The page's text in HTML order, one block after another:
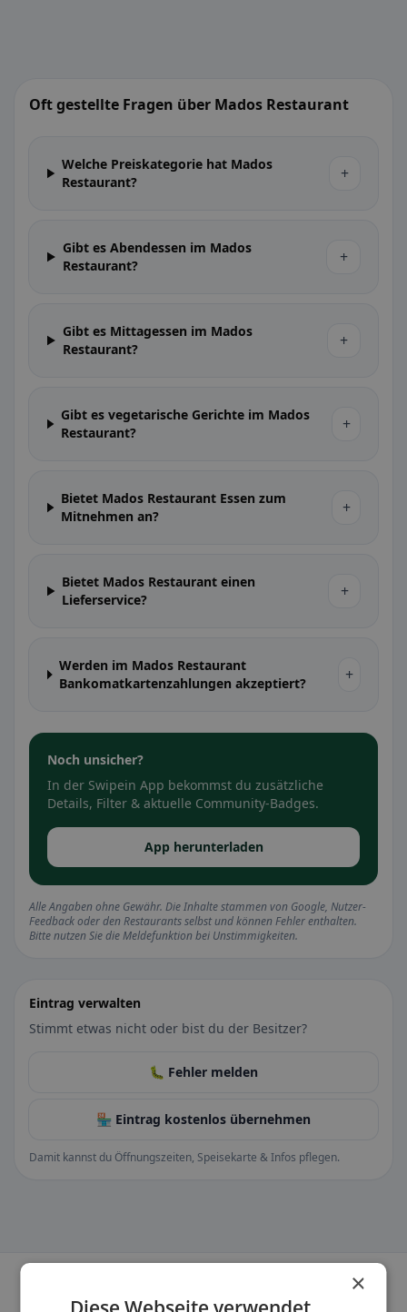
Oft gestellte Fragen über Mados Restaurant
Welche Preiskategorie hat Mados
Restaurant?
+
Gibt es Abendessen im Mados
Restaurant?
+
Gibt es Mittagessen im Mados
Restaurant?
+
Gibt es vegetarische Gerichte im Mados
Restaurant?
+
Bietet Mados Restaurant Essen zum
Mitnehmen an?
+
Bietet Mados Restaurant einen
Lieferservice?
+
Werden im Mados Restaurant
Bankomatkartenzahlungen akzeptiert?
+
Noch unsicher?
In der Swipein App bekommst du zusätzliche
Details, Filter & aktuelle Community-Badges.
App herunterladen
Alle Angaben ohne Gewähr. Die Inhalte stammen von Google, Nutzer-
Feedback oder den Restaurants selbst und können Fehler enthalten.
Bitte nutzen Sie die Meldefunktion bei Unstimmigkeiten.
Eintrag verwalten
Stimmt etwas nicht oder bist du der Besitzer?
🐛 Fehler melden
🏪 Eintrag kostenlos übernehmen
Damit kannst du Öffnungszeiten, Speisekarte & Infos pflegen.
×